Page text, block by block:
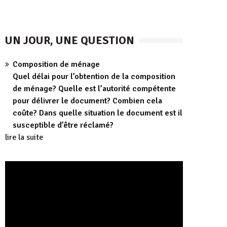
UN JOUR, UNE QUESTION
Composition de ménage
Quel délai pour l’obtention de la composition
de ménage? Quelle est l’autorité compétente
pour délivrer le document? Combien cela
coûte? Dans quelle situation le document est il
susceptible d’être réclamé?
lire la suite